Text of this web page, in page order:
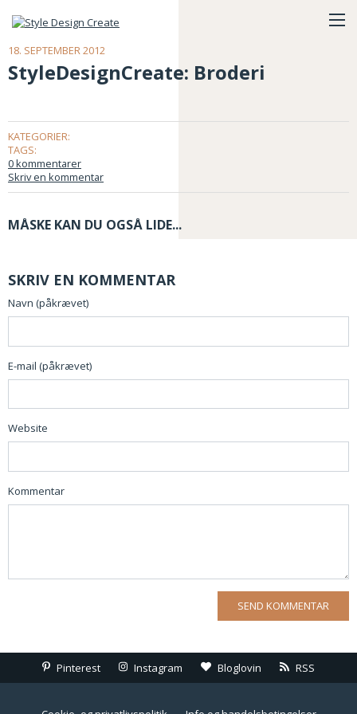
18. SEPTEMBER 2012
StyleDesignCreate: Broderi
KATEGORIER:
TAGS:
0 kommentarer
Skriv en kommentar
MÅSKE KAN DU OGSÅ LIDE...
SKRIV EN KOMMENTAR
Navn (påkrævet)
E-mail (påkrævet)
Website
Kommentar
Pinterest Instagram Bloglovin RSS